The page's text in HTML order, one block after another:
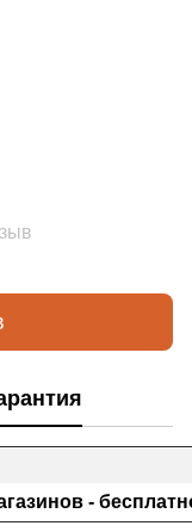
-